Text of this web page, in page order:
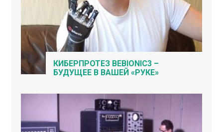
КИБЕРПРОТЕЗ BEBIONIC3 –
БУДУЩЕЕ В ВАШЕЙ «РУКЕ»